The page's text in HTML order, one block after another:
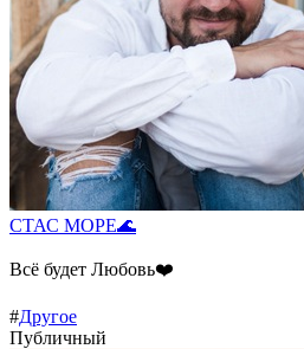
СТАС МОРЕ🌊
Всё будет Любовь❤️
#Другое
Публичный